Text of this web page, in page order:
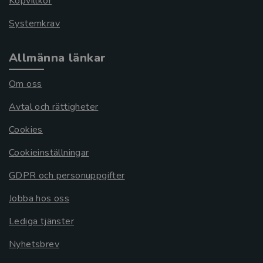
Systemkrav
Allmänna länkar
Om oss
Avtal och rättigheter
Cookies
Cookieinställningar
GDPR och personuppgifter
Jobba hos oss
Lediga tjänster
Nyhetsbrev